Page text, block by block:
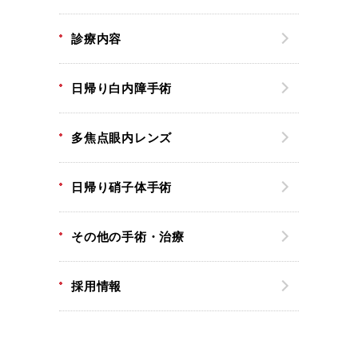
診療内容
日帰り白内障手術
多焦点眼内レンズ
日帰り硝子体手術
その他の手術・治療
採用情報